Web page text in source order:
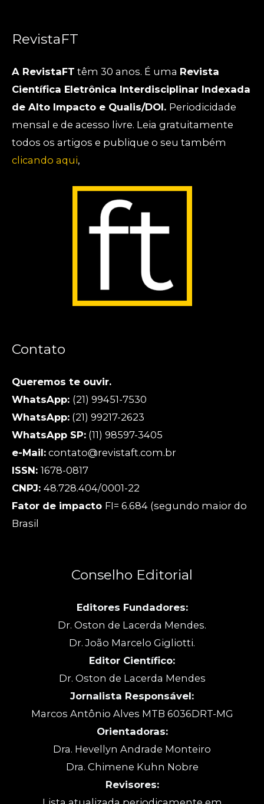
RevistaFT
A RevistaFT têm 30 anos. É uma Revista
Científica Eletrônica Interdisciplinar Indexada
de Alto Impacto e Qualis/DOI. Periodicidade
mensal e de acesso livre. Leia gratuitamente
todos os artigos e publique o seu também
clicando aqui,
Contato
Queremos te ouvir.
WhatsApp: (21) 99451-7530
WhatsApp: (21) 99217-2623
WhatsApp SP: (11) 98597-3405
e-Mail: contato@revistaft.com.br
ISSN: 1678-0817
CNPJ: 48.728.404/0001-22
Fator de impacto FI= 6.684 (segundo maior do
Brasil
Conselho Editorial
Editores Fundadores:
Dr. Oston de Lacerda Mendes.
Dr. João Marcelo Gigliotti.
Editor Científico:
Dr. Oston de Lacerda Mendes
Jornalista Responsável:
Marcos Antônio Alves MTB 6036DRT-MG
Orientadoras:
Dra. Hevellyn Andrade Monteiro
Dra. Chimene Kuhn Nobre
Revisores: